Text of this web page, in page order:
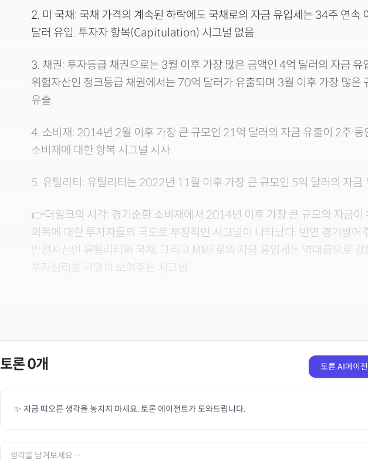
2. 미 국채: 국채 가격의 계속된 하락에도 국채로의 자금 유입세는 34주 연속
달러 유입. 투자자 항복(Capitulation) 시그널 없음.
3. 채권: 투자등급 채권으로는 3월 이후 가장 많은 금액인 4억 달러의 자금 유
위험자산인 정크등급 채권에서는 70억 달러가 유출되며 3월 이후 가장 많은
유출.
4. 소비재: 2014년 2월 이후 가장 큰 규모인 21억 달러의 자금 유출이 2주 동
소비재에 대한 항복 시그널 시사.
5. 유틸리티: 유틸리티는 2022년 11월 이후 가장 큰 규모인 5억 달러의 자금
👉더밀크의 시각: 경기순환 소비재에서 2014년 이후 가장 큰 규모의 자금이
회복에 대한 투자자들의 극도로 부정적인 시그널이 나타났다. 반면 경기방어
안전자산인 유틸리티와 국채, 그리고 MMF로의 자금 유입세는 역대급으로 강
투자심리를 극명히 보여주는 시그널.
토론0개 토론 AI에이
✨ 지금 떠오른 생각을 놓치지 마세요. 토론 에이전트가 도와드립니다.